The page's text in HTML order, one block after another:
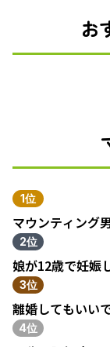
お
1位
マウンティング
2位
娘が12歳で妊娠
3位
離婚してもいい
4位